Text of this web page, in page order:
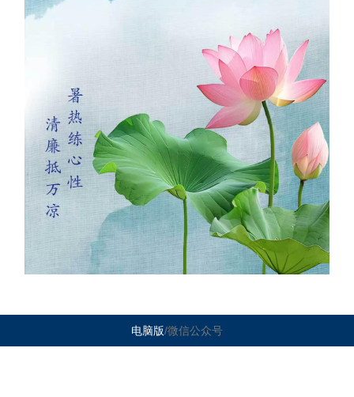
电脑版/微信公众号